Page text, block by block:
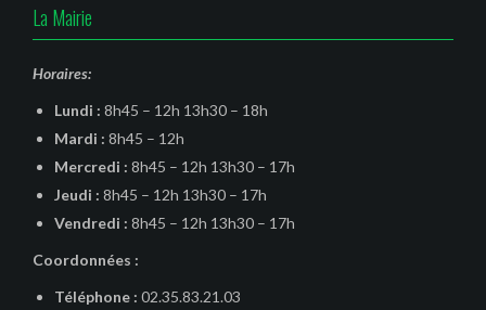
La Mairie
Horaires:
Lundi : 8h45 – 12h 13h30 – 18h
Mardi : 8h45 – 12h
Mercredi : 8h45 – 12h 13h30 – 17h
Jeudi : 8h45 – 12h 13h30 – 17h
Vendredi : 8h45 – 12h 13h30 – 17h
Coordonnées :
Téléphone : 02.35.83.21.03